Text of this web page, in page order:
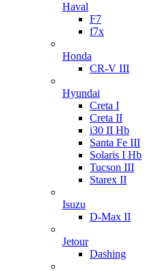
Haval
F7
f7x
Honda
CR-V III
Hyundai
Creta I
Creta II
i30 II Hb
Santa Fe III
Solaris I Hb
Tucson III
Starex II
Isuzu
D-Max II
Jetour
Dashing